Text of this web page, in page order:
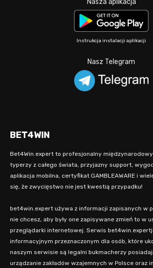
Instrukcja instalacji aplikacji
Nasz Telegram
BET4WIN
Bet4Win.expert to profesjonalny
typerzy z całego świata, przyjazny support,
aplikacja mobilna, certyfikat GAMBLEAWARE i
się, że zwycięstwo nie jest kwestią przypadku!
bet4win.expert używa z informacji zapisanych w
nie chcesz, aby były one zapisywane zmień to w
przeglądarki internetowej. Serwis
informacyjnym przeznaczonym dla osób, które
naszym serwisie są legalni bukmacherzy
urządzanie zakładów wzajemnych w Polsce oraz